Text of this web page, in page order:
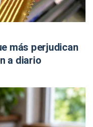
más perjudican
a diario